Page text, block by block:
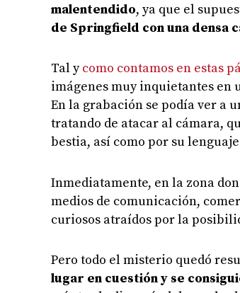
malentendido, ya que el
de Springfield con una densa
Tal ycomo contamos en estas
imágenes muy inquietantes en
En la grabación se podía ver a
tratando de atacar al cámara,
bestia, así como por su
Inmediatamente, en la zona
medios de comunicación,
curiosos atraídos por la
Pero todo el misterio quedó
lugar en cuestión y se